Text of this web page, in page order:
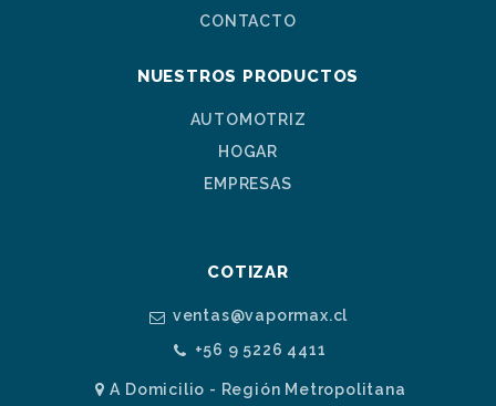
CONTACTO
NUESTROS PRODUCTOS
AUTOMOTRIZ
HOGAR
EMPRESAS
COTIZAR
ventas@vapormax.cl
+56 9 5226 4411
A Domicilio - Región Metropolitana